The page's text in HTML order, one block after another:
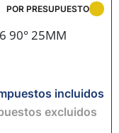
90° 25MM
POR PRESUPUESTO
incluidos
excluidos